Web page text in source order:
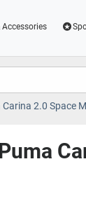
Accessories
Carina 2.0 Space
Puma